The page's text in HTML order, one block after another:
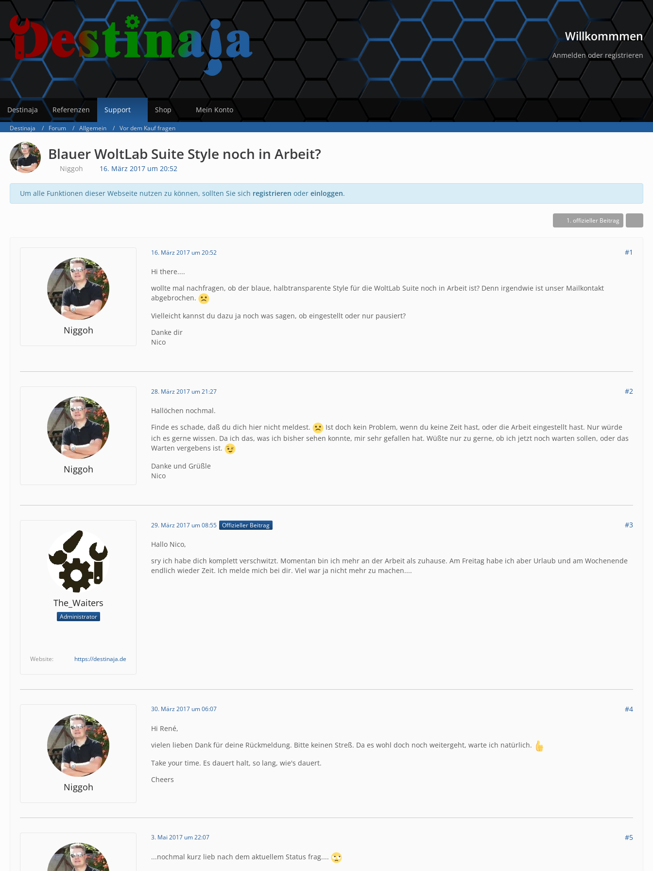
Willkommmen
Anmelden oder registrieren
Destinaja Referenzen Support Shop Mein Konto
Destinaja Forum Allgemein Vor dem Kauf fragen
Blauer WoltLab Suite Style noch in Arbeit?
Niggoh 16. März 2017 um 20:52
Um alle Funktionen dieser Webseite nutzen zu können, sollten Sie sich registrieren oder einloggen.
1. offizieller Beitrag
Niggoh
16. März 2017 um 20:52 #1
Hi there....
wollte mal nachfragen, ob der blaue, halbtransparente Style für die WoltLab Suite noch in Arbeit ist? Denn irgendwie ist unser Mailkontakt
abgebrochen.
Vielleicht kannst du dazu ja noch was sagen, ob eingestellt oder nur pausiert?
Danke dir
Nico
Niggoh
28. März 2017 um 21:27 #2
Hallöchen nochmal.
Finde es schade, daß du dich hier nicht meldest.
Ist doch kein Problem, wenn du keine Zeit hast, oder die Arbeit eingestellt hast. Nur würde
ich es gerne wissen. Da ich das, was ich bisher sehen konnte, mir sehr gefallen hat. Wüßte nur zu gerne, ob ich jetzt noch warten sollen, oder das
Warten vergebens ist.
Danke und Grüßle
Nico
The_Waiters
Administrator
Website https://destinaja.de
29. März 2017 um 08:55 Offizieller Beitrag #3
Hallo Nico,
sry ich habe dich komplett verschwitzt. Momentan bin ich mehr an der Arbeit als zuhause. Am Freitag habe ich aber Urlaub und am Wochenende
endlich wieder Zeit. Ich melde mich bei dir. Viel war ja nicht mehr zu machen....
Niggoh
30. März 2017 um 06:07 #4
Hi René,
vielen lieben Dank für deine Rückmeldung. Bitte keinen Streß. Da es wohl doch noch weitergeht, warte ich natürlich.
Take your time. Es dauert halt, so lang, wie's dauert.
Cheers
3. Mai 2017 um 22:07 #5
...nochmal kurz lieb nach dem aktuellem Status frag....